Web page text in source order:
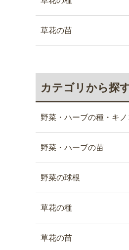
草花の苗
カテゴリから探
野菜・ハーブの種・キノ
野菜・ハーブの苗
野菜の球根
草花の種
草花の苗